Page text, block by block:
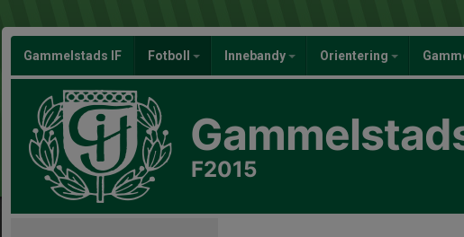
Gammelstads IF Fotboll Innebandy Orientering
F2015